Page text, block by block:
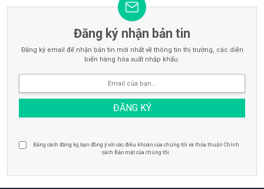
Đăng ký nhận bản tin
Đăng ký email để nhận bản tin mới nhất về thông tin thị trường, các diễn
biến hàng hóa xuất nhập khẩu.
Bằng cách đăng ký, bạn đồng ý với các điều khoản của chúng tôi và thỏa thuận Chính
sách Bảo mật của chúng tôi.